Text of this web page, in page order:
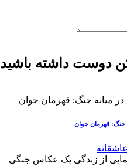
دوست داشته باشید
جنگ: قهرمان جوان
عاشقانه